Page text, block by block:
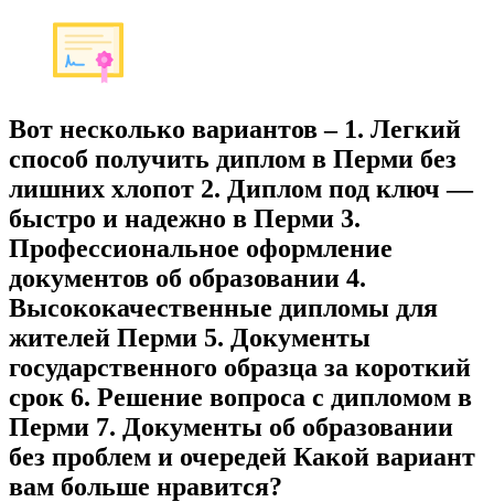
Вот несколько вариантов – 1. Легкий
способ получить диплом в Перми без
лишних хлопот 2. Диплом под ключ —
быстро и надежно в Перми 3.
Профессиональное оформление
документов об образовании 4.
Высококачественные дипломы для
жителей Перми 5. Документы
государственного образца за короткий
срок 6. Решение вопроса с дипломом в
Перми 7. Документы об образовании
без проблем и очередей Какой вариант
вам больше нравится?